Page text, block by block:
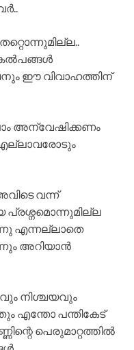
ഈ വിവാഹത്തിന്
അന്വേഷിക്കണം
വന്ന്
എന്നല്ലാതെ
അറിയാൻ
നിശ്ചയവും
എന്തോ പന്തികേട്
പെരുമാറ്റത്തിൽ